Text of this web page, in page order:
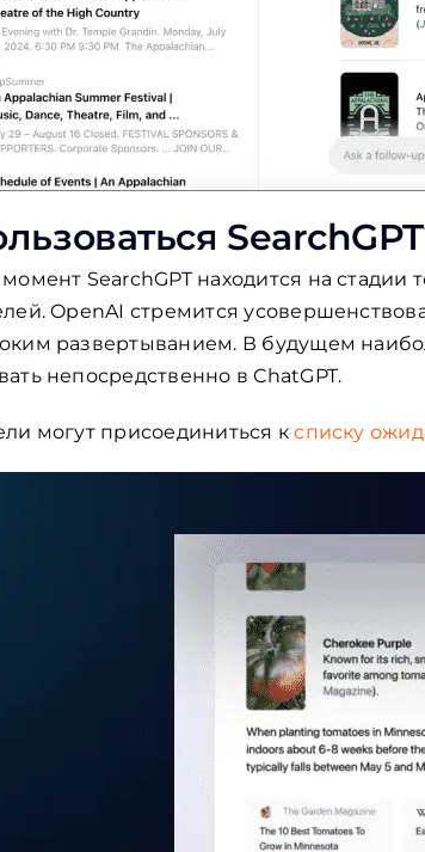
SearchGPT находится на
OpenAI стремится
развертыванием. В будущем
непосредственно в ChatGPT.
могут присоединиться ксписку